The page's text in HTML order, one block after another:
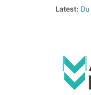
Latest: